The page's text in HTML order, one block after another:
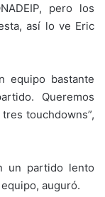
pero los
así lo ve Eric
equipo bastante
Queremos
touchdowns”,
un partido lento
auguró.